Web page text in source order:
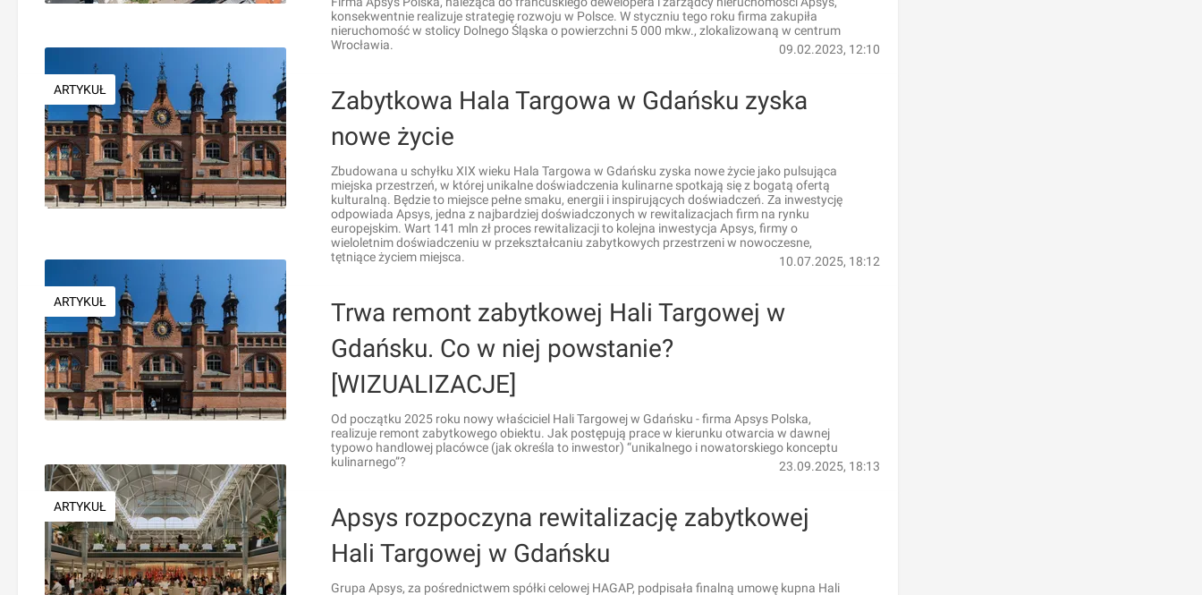
konsekwentnie realizuje strategię rozwoju w Polsce. W styczniu tego roku firma zakupiła
nieruchomość w stolicy Dolnego Śląska o powierzchni 5 000 mkw., zlokalizowaną w centrum
Wrocławia.
09.02.2023, 12:10
ARTYKUŁ
Zabytkowa Hala Targowa w Gdańsku zyska
nowe życie
Zbudowana u schyłku XIX wieku Hala Targowa w Gdańsku zyska nowe życie jako pulsująca
miejska przestrzeń, w której unikalne doświadczenia kulinarne spotkają się z bogatą ofertą
kulturalną. Będzie to miejsce pełne smaku, energii i inspirujących doświadczeń. Za inwestycję
odpowiada Apsys, jedna z najbardziej doświadczonych w rewitalizacjach firm na rynku
europejskim. Wart 141 mln zł proces rewitalizacji to kolejna inwestycja Apsys, firmy o
wieloletnim doświadczeniu w przekształcaniu zabytkowych przestrzeni w nowoczesne,
tętniące życiem miejsca.
10.07.2025, 18:12
ARTYKUŁ
Trwa remont zabytkowej Hali Targowej w
Gdańsku. Co w niej powstanie?
[WIZUALIZACJE]
Od początku 2025 roku nowy właściciel Hali Targowej w Gdańsku - firma Apsys Polska,
realizuje remont zabytkowego obiektu. Jak postępują prace w kierunku otwarcia w dawnej
typowo handlowej placówce (jak określa to inwestor) “unikalnego i nowatorskiego konceptu
kulinarnego”?
23.09.2025, 18:13
ARTYKUŁ
Apsys rozpoczyna rewitalizację zabytkowej
Hali Targowej w Gdańsku
Grupa Apsys, za pośrednictwem spółki celowej HAGAP, podpisała finalną umowę kupna Hali